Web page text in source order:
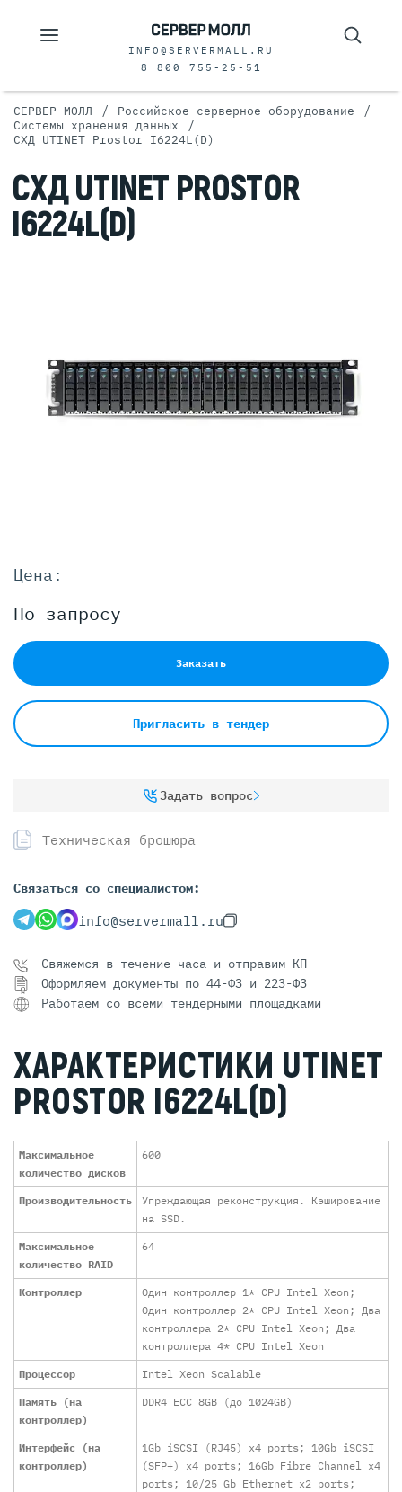
INFO@SERVERMALL.RU
8 800 755-25-51
СЕРВЕР МОЛЛ / Российское серверное оборудование /
Системы хранения данных /
СХД UTINET Prostor I6224L(D)
СХД UTINET PROSTOR
I6224L(D)
Цена:
По запросу
Заказать
Пригласить в тендер
Задать вопрос
Техническая брошюра
Связаться со специалистом:
info@servermall.ru
Свяжемся в течение часа и отправим КП
Оформляем документы по 44-ФЗ и 223-ФЗ
Работаем со всеми тендерными площадками
ХАРАКТЕРИСТИКИ UTINET
PROSTOR I6224L(D)
Максимальное
количество дисков
600
Производительность
Упреждающая реконструкция. Кэширование
на SSD.
Максимальное
количество RAID
64
Контроллер
Один контроллер 1* CPU Intel Xeon;
Один контроллер 2* CPU Intel Xeon; Два
контроллера 2* CPU Intel Xeon; Два
контроллера 4* CPU Intel Xeon
Процессор Intel Xeon Scalable
Память (на
контроллер)
DDR4 ECC 8GB (до 1024GB)
Интерфейс (на
контроллер)
1Gb iSCSI (RJ45) x4 ports; 10Gb iSCSI
(SFP+) x4 ports; 16Gb Fibre Channel x4
ports; 10/25 Gb Ethernet x2 ports;